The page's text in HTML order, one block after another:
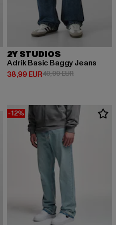
EUR
2Y STUDIOS
Adrik Basic Baggy Jeans
38,99 EUR
Derzeitiger Preis: 38,99 EUR
49,99 EURAktionspreis:
-12%